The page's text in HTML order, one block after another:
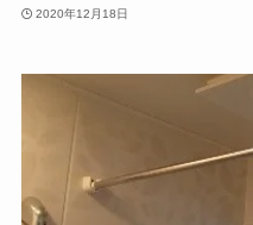
2020年12月18日